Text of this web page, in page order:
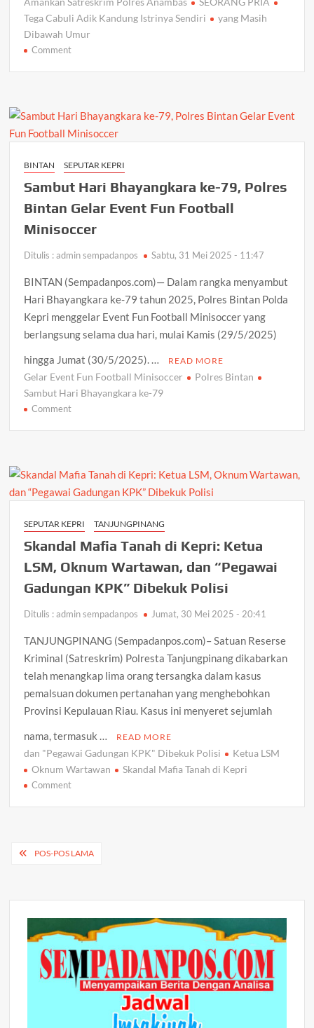
Tega Cabuli Adik Kandung Istrinya Sendiri
yang Masih
Dibawah Umur
Commenton
Kandung
Sendiri
Masih
Dibawah
Umur,
Pria
di
Satreskrim
Polres
Anambas
BINTAN SEPUTAR KEPRI
Sambut Hari Bhayangkara ke-79, Polres
Bintan Gelar Event Fun Football
Minisoccer
Ditulis : admin sempadanpos Sabtu, 31 Mei 2025 - 11:47
BINTAN (Sempadanpos.com)— Dalam rangka menyambut
Hari Bhayangkara ke-79 tahun 2025, Polres Bintan Polda
Kepri menggelar Event Fun Football Minisoccer yang
berlangsung selama dua hari, mulai Kamis (29/5/2025)
hingga Jumat (30/5/2025). …
READ MORE
Gelar Event Fun Football Minisoccer
Polres Bintan
Sambut Hari Bhayangkara ke-79
Commenton
ke-
Polres
Gelar
Event
Fun
Minisoccer
SEPUTAR KEPRI TANJUNGPINANG
Skandal Mafia Tanah di Kepri: Ketua
LSM, Oknum Wartawan, dan “Pegawai
Gadungan KPK” Dibekuk Polisi
Ditulis : admin sempadanpos Jumat, 30 Mei 2025 - 20:41
TANJUNGPINANG (Sempadanpos.com)– Satuan Reserse
Kriminal (Satreskrim) Polresta Tanjungpinang dikabarkan
telah menangkap lima orang tersangka dalam kasus
pemalsuan dokumen pertanahan yang menghebohkan
Provinsi Kepulauan Riau. Kasus ini menyeret sejumlah
nama, termasuk …
READ MORE
dan "Pegawai Gadungan KPK" Dibekuk Polisi
Ketua LSM
Oknum Wartawan
Skandal Mafia Tanah di Kepri
Commenton
Wartawan,
dan
“Pegawai
Gadungan
KPK”
Navigasi
POS-POS LAMA